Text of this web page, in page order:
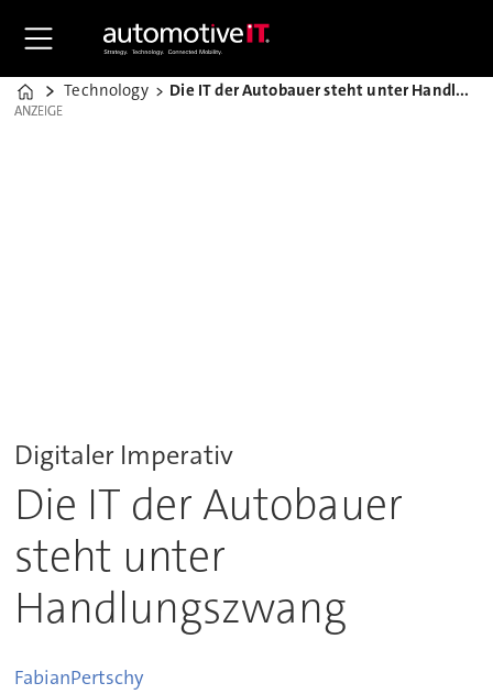
Home
Technology Die IT der Autobauer steht unter Handlungszwang
ANZEIGE
ANZEIGE
Digitaler Imperativ
Die IT der Autobauer
steht unter
Handlungszwang
FabianPertschy